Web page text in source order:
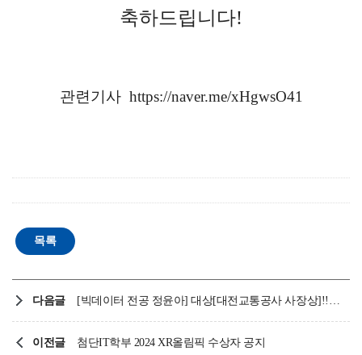
축하드립니다!
관련기사 https://naver.me/xHgwsO41
다음글 [빅데이터 전공 정윤아] 대상[대전교통공사 사장상]!! 2025 지역대학생 공공데이터 활용 경진대회 수상
이전글 첨단IT학부 2024 XR올림픽 수상자 공지